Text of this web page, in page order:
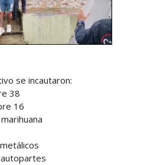
se incautaron:
38
16